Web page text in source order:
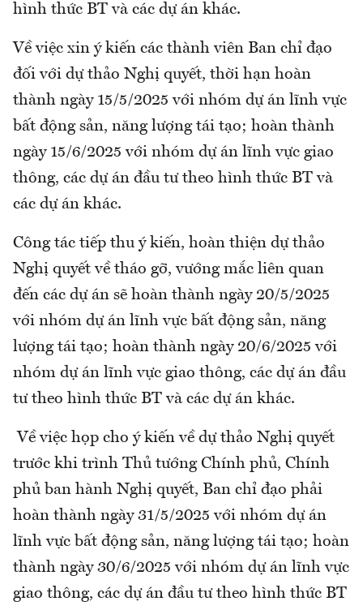
hình thức BT và các dự án khác.
Về việc xin ý kiến các thành viên Ban chỉ đạo
đối với dự thảo Nghị quyết, thời hạn hoàn
thành ngày 15/5/2025 với nhóm dự án lĩnh vực
bất động sản, năng lượng tái tạo; hoàn thành
ngày 15/6/2025 với nhóm dự án lĩnh vực giao
thông, các dự án đầu tư theo hình thức BT và
các dự án khác.
Công tác tiếp thu ý kiến, hoàn thiện dự thảo
Nghị quyết về tháo gỡ, vướng mắc liên quan
đến các dự án sẽ hoàn thành ngày 20/5/2025
với nhóm dự án lĩnh vực bất động sản, năng
lượng tái tạo; hoàn thành ngày 20/6/2025 với
nhóm dự án lĩnh vực giao thông, các dự án đầu
tư theo hình thức BT và các dự án khác.
Về việc họp cho ý kiến về dự thảo Nghị quyết
trước khi trình Thủ tướng Chính phủ, Chính
phủ ban hành Nghị quyết, Ban chỉ đạo phải
hoàn thành ngày 31/5/2025 với nhóm dự án
lĩnh vực bất động sản, năng lượng tái tạo; hoàn
thành ngày 30/6/2025 với nhóm dự án lĩnh vực
giao thông, các dự án đầu tư theo hình thức BT